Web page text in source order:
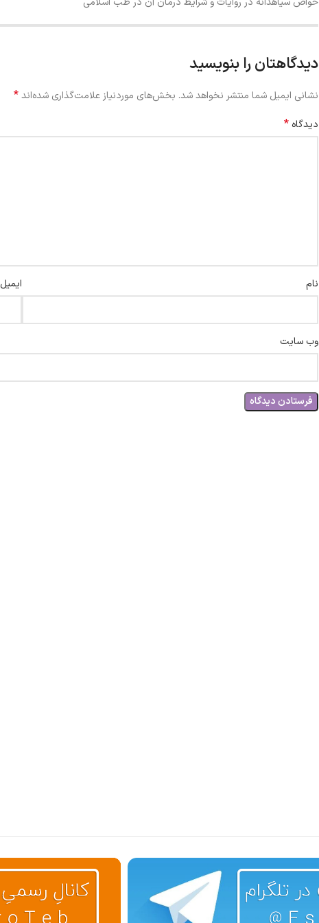
دیدگاهتان را بنویسید
نشانی ایمیل شما منتشر نخواهد شد. بخش‌های موردنیاز علامت‌گذاری شده‌اند*
دیدگاه*
نام ایمیل
وب‌ سایت